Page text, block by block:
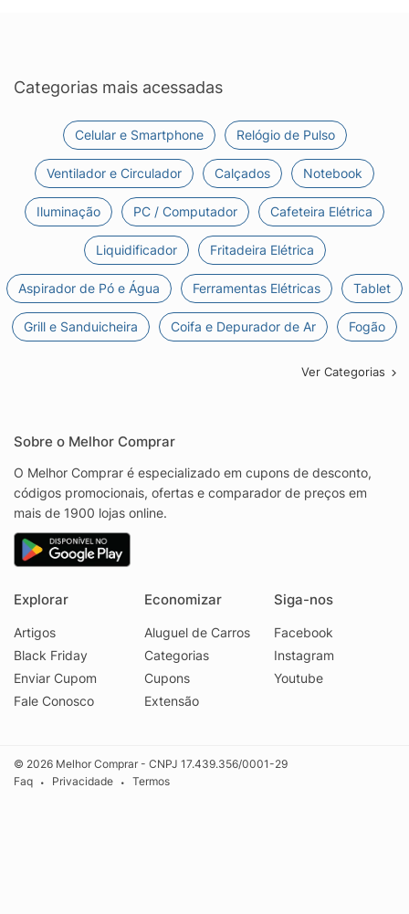
Categorias mais acessadas
Celular e Smartphone Relógio de Pulso
Ventilador e Circulador Calçados Notebook
Iluminação PC / Computador Cafeteira Elétrica
Liquidificador Fritadeira Elétrica
Aspirador de Pó e Água Ferramentas Elétricas Tablet
Grill e Sanduicheira Coifa e Depurador de Ar Fogão
Ver Categorias
Sobre o Melhor Comprar
O Melhor Comprar é especializado em cupons de desconto,
códigos promocionais, ofertas e comparador de preços em
mais de 1900 lojas online.
Explorar
Artigos
Black Friday
Enviar Cupom
Fale Conosco
Economizar
Aluguel de Carros
Categorias
Cupons
Extensão
Siga-nos
Facebook
Instagram
Youtube
© 2026 Melhor Comprar - CNPJ 17.439.356/0001-29
Faq
• Privacidade • Termos